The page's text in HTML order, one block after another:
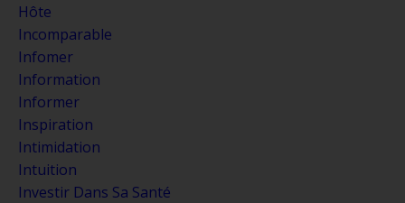
Hôte
Incomparable
Infomer
Information
Informer
Inspiration
Intimidation
Intuition
Investir Dans Sa Santé